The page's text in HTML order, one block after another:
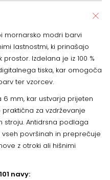
mornarsko modri barvi
lastnostmi, ki prinašajo
Izdelana je iz 100 %
tiska, kar omogoča
ter vzorcev.
mm, kar ustvarja prijeten
za vzdrževanje
stroju. Antidrsna podlaga
površinah in preprečuje
z otroki ali hišnimi
navy: